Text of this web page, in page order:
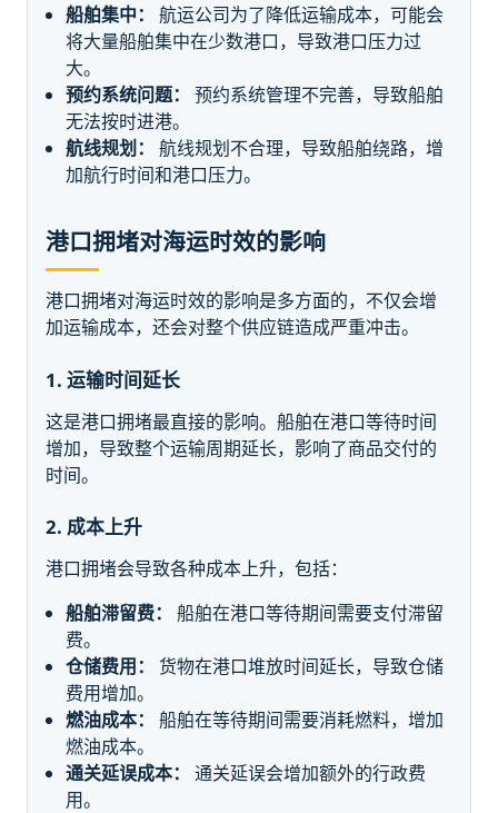
船舶集中：
航运公司为了降低运输成本，可能会
将大量船舶集中在少数港口，导致港口压力过
大。
预约系统问题：
预约系统管理不完善，导致船舶
无法按时进港。
航线规划：
航线规划不合理，导致船舶绕路，增
加航行时间和港口压力。
港口拥堵对海运时效的影响
港口拥堵对海运时效的影响是多方面的，不仅会增
加运输成本，还会对整个供应链造成严重冲击。
1. 运输时间延长
这是港口拥堵最直接的影响。船舶在港口等待时间
增加，导致整个运输周期延长，影响了商品交付的
时间。
2. 成本上升
港口拥堵会导致各种成本上升，包括：
船舶滞留费：
船舶在港口等待期间需要支付滞留
费。
仓储费用：
货物在港口堆放时间延长，导致仓储
费用增加。
燃油成本：
船舶在等待期间需要消耗燃料，增加
燃油成本。
通关延误成本：
通关延误会增加额外的行政费
用。